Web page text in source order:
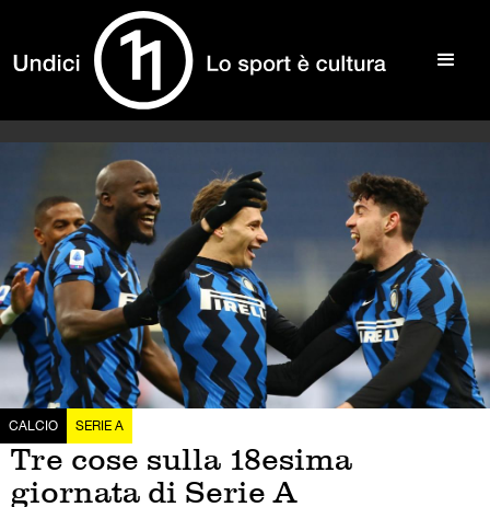
CALCIO SERIE A
Tre cose sulla 18esima
giornata di Serie A